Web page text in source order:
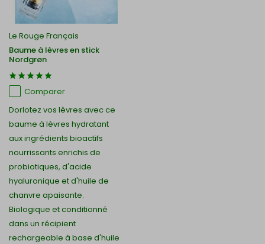
Le Rouge Français
Baume à lèvres en stick
Nordgrøn
Comparer
Dorlotez vos lèvres avec ce
baume à lèvres hydratant
aux ingrédients bioactifs
nourrissants enrichis de
probiotiques, d'acide
hyaluronique et d'huile de
chanvre apaisante.
Biologique et conditionné
dans un récipient
rechargeable à base d'huile